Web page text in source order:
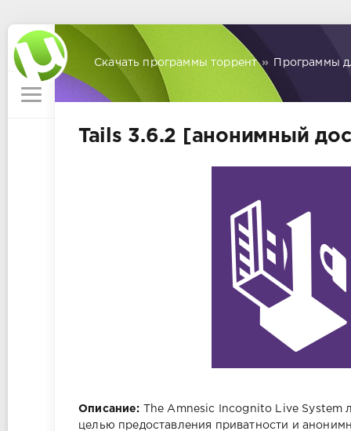
Скачать программы торрент » Программы
Tails 3.6.2 [анонимный
Описание: The Amnesic Incognito Live System
целью предоставления приватности и